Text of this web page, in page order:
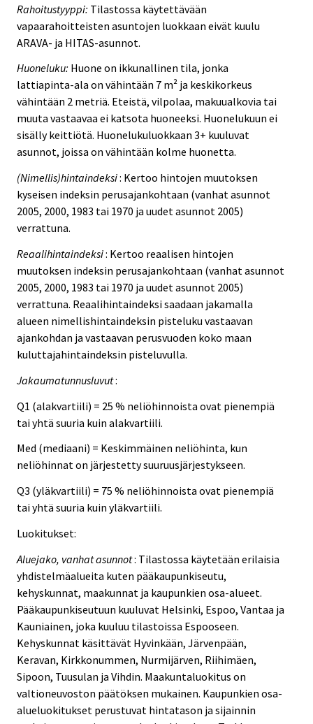
Rahoitustyyppi: Tilastossa käytettävään
vapaarahoitteisten asuntojen luokkaan eivät kuulu
ARAVA- ja HITAS-asunnot.
Huoneluku: Huone on ikkunallinen tila, jonka
lattiapinta-ala on vähintään 7 m² ja keskikorkeus
vähintään 2 metriä. Eteistä, vilpolaa, makuualkovia tai
muuta vastaavaa ei katsota huoneeksi. Huonelukuun ei
sisälly keittiötä. Huonelukuluokkaan 3+ kuuluvat
asunnot, joissa on vähintään kolme huonetta.
(Nimellis)hintaindeksi: Kertoo hintojen muutoksen
kyseisen indeksin perusajankohtaan (vanhat asunnot
2005, 2000, 1983 tai 1970 ja uudet asunnot 2005)
verrattuna.
Reaalihintaindeksi: Kertoo reaalisen hintojen
muutoksen indeksin perusajankohtaan (vanhat asunnot
2005, 2000, 1983 tai 1970 ja uudet asunnot 2005)
verrattuna. Reaalihintaindeksi saadaan jakamalla
alueen nimellishintaindeksin pisteluku vastaavan
ajankohdan ja vastaavan perusvuoden koko maan
kuluttajahintaindeksin pisteluvulla.
Jakaumatunnusluvut:
Q1 (alakvartiili) = 25 % neliöhinnoista ovat pienempiä
tai yhtä suuria kuin alakvartiili.
Med (mediaani) = Keskimmäinen neliöhinta, kun
neliöhinnat on järjestetty suuruusjärjestykseen.
Q3 (yläkvartiili) = 75 % neliöhinnoista ovat pienempiä
tai yhtä suuria kuin yläkvartiili.
Luokitukset:
Aluejako, vanhat asunnot: Tilastossa käytetään erilaisia
yhdistelmäalueita kuten pääkaupunkiseutu,
kehyskunnat, maakunnat ja kaupunkien osa-alueet.
Pääkaupunkiseutuun kuuluvat Helsinki, Espoo, Vantaa ja
Kauniainen, joka kuuluu tilastoissa Espooseen.
Kehyskunnat käsittävät Hyvinkään, Järvenpään,
Keravan, Kirkkonummen, Nurmijärven, Riihimäen,
Sipoon, Tuusulan ja Vihdin. Maakuntaluokitus on
valtioneuvoston päätöksen mukainen. Kaupunkien osa-
alueluokitukset perustuvat hintatason ja sijainnin